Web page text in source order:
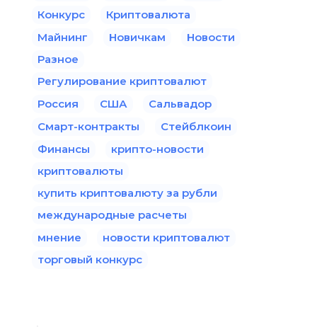
Конкурс
Криптовалюта
Майнинг
Новичкам
Новости
Разное
Регулирование криптовалют
Россия
США
Сальвадор
Смарт-контракты
Стейблкоин
Финансы
крипто-новости
криптовалюты
купить криптовалюту за рубли
международные расчеты
мнение
новости криптовалют
торговый конкурс